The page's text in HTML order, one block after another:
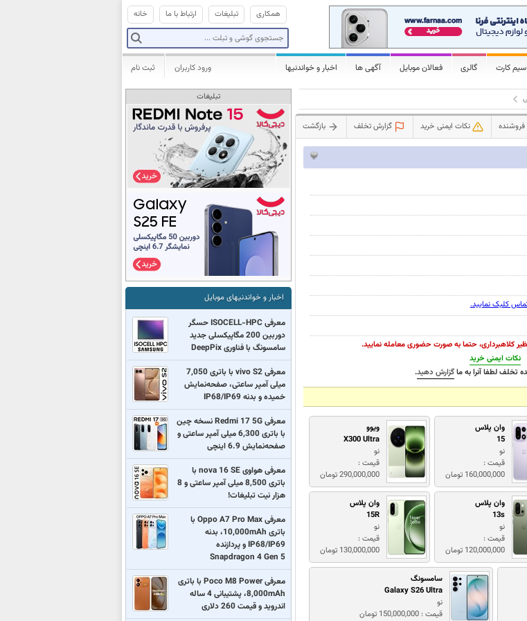
خانه ارتباط با ما تبلیغات همکاری
سیم کارت گالری فعالان موبایل آگهی ها اخبار و خواندنیها ثبت نام ورود کاربران
فروشنده نکات ایمنی خرید گزارش تخلف بازگشت
کلیک نمایید.
کلاهبرداری، حتما به صورت حضوری معامله نمایید.
نکات ایمنی خرید
تخلف لطفا آنرا به ماگزارش دهید.
وان پلاس
15
نو
قیمت :
160,000,000 تومان
ویوو
X300 Ultra
نو
قیمت :
290,000,000 تومان
وان پلاس
13s
نو
قیمت :
120,000,000 تومان
وان پلاس
15R
نو
قیمت :
130,000,000 تومان
سامسونگ
Galaxy S26 Ultra
نو
قیمت : 150,000,000 تومان
تبلیغات
اخبار و خواندنیهای موبایل
معرفی ISOCELL-HPC حسگر
دوربین 200 مگاپیکسلی جدید
سامسونگ با فناوری DeepPix
معرفی vivo S2 با باتری 7,050
میلی آمپر ساعتی، صفحه‌نمایش
خمیده و بدنه IP68/IP69
معرفی Redmi 17 5G نسخه چین
با باتری 6,300 میلی آمپر ساعتی و
صفحه‌نمایش 6.9 اینچی
معرفی هواوی nova 16 SE با
باتری 8,500 میلی آمپر ساعتی و 8
هزار نیت تبلیغات!
معرفی Oppo A7 Pro Max با
باتری 10,000mAh، بدنه
IP68/IP69 و پردازنده
Snapdragon 4 Gen 5
معرفی Poco M8 Power با باتری
8,000mAh، پشتیبانی 4 ساله
اندروید و قیمت 260 دلاری